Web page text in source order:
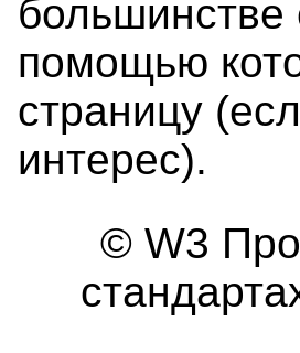
большинстве
помощью
страницу
интерес).
© W3